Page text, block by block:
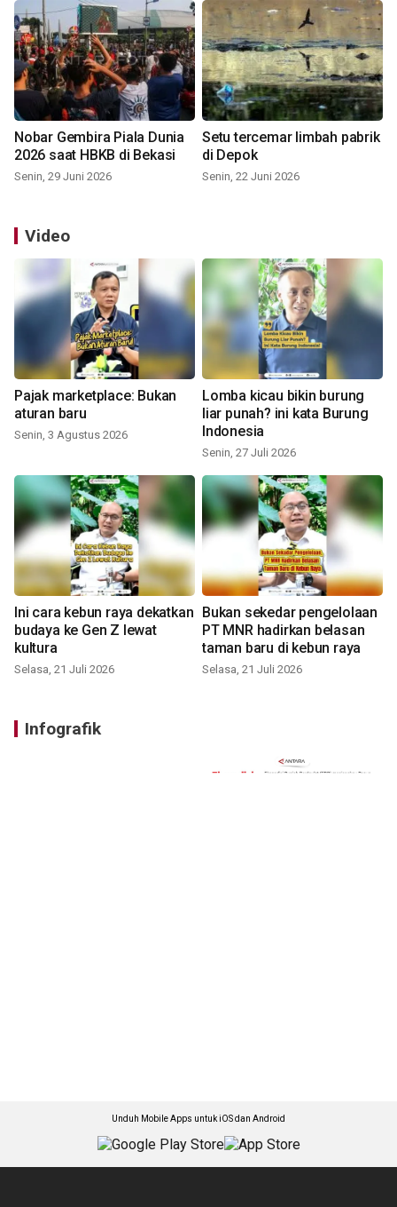
Nobar Gembira Piala Dunia
2026 saat HBKB di Bekasi
Senin, 29 Juni 2026
Setu tercemar limbah pabrik
di Depok
Senin, 22 Juni 2026
Video
Pajak marketplace: Bukan
aturan baru
Senin, 3 Agustus 2026
Lomba kicau bikin burung
liar punah? ini kata Burung
Indonesia
Senin, 27 Juli 2026
Ini cara kebun raya dekatkan
budaya ke Gen Z lewat
kultura
Selasa, 21 Juli 2026
Bukan sekedar pengelolaan
PT MNR hadirkan belasan
taman baru di kebun raya
Selasa, 21 Juli 2026
Infografik
Unduh Mobile Apps untuk iOS dan Android